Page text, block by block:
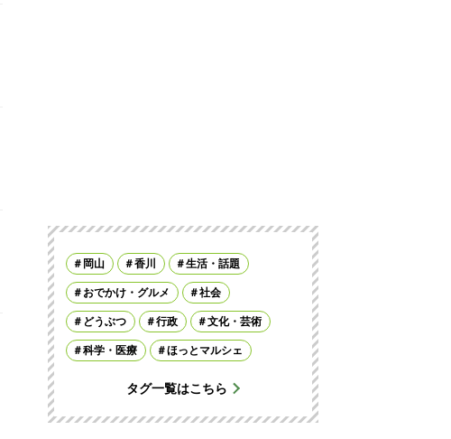
岡山 香川 生活・話題
おでかけ・グルメ 社会
どうぶつ 行政 文化・芸術
科学・医療 ほっとマルシェ
タグ一覧はこちら